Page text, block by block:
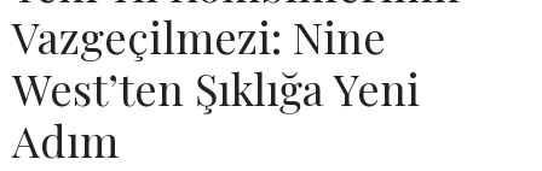
Vazgeçilmezi: Nine
West’ten Şıklığa Yeni
Adım